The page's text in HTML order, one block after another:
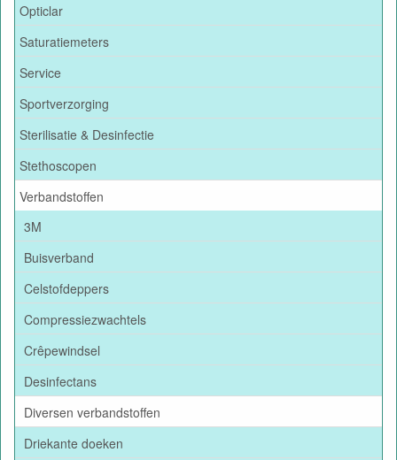
Opticlar
Saturatiemeters
Service
Sportverzorging
Sterilisatie & Desinfectie
Stethoscopen
Verbandstoffen
3M
Buisverband
Celstofdeppers
Compressiezwachtels
Crêpewindsel
Desinfectans
Diversen verbandstoffen
Driekante doeken